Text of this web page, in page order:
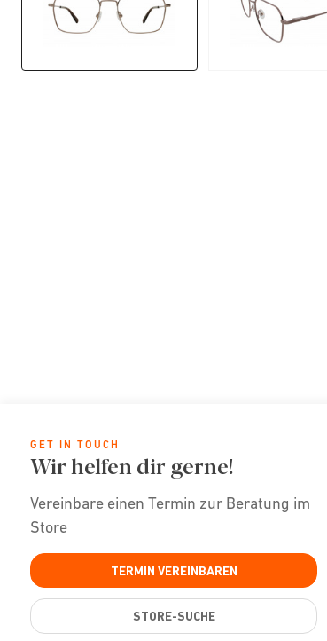
GET IN TOUCH
Wir helfen dir gerne!
Vereinbare einen Termin zur Beratung im
Store
TERMIN VEREINBAREN
STORE-SUCHE